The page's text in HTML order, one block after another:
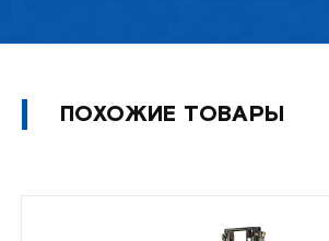
ПОХОЖИЕ ТОВАРЫ